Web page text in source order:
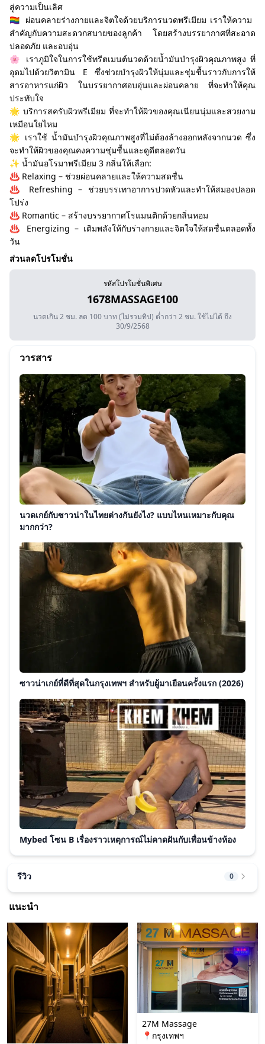
สู่ความเป็นเลิศ
🏳️‍🌈 ผ่อนคลายร่างกายและจิตใจด้วยบริการนวดพรีเมียม เราให้ความ
สำคัญกับความสะดวกสบายของลูกค้า โดยสร้างบรรยากาศที่สะอาด
ปลอดภัย และอบอุ่น
🌸 เราภูมิใจในการใช้ทรีตเมนต์นวดด้วยน้ำมันบำรุงผิวคุณภาพสูง ที่
อุดมไปด้วยวิตามิน E ซึ่งช่วยบำรุงผิวให้นุ่มและชุ่มชื้นราวกับการให้
สารอาหารแก่ผิว ในบรรยากาศอบอุ่นและผ่อนคลาย ที่จะทำให้คุณ
ประทับใจ
🌟 บริการสครับผิวพรีเมียม ที่จะทำให้ผิวของคุณเนียนนุ่มและสวยงาม
เหมือนใยไหม
🌟 เราใช้ น้ำมันบำรุงผิวคุณภาพสูงที่ไม่ต้องล้างออกหลังจากนวด ซึ่ง
จะทำให้ผิวของคุณคงความชุ่มชื้นและดูดีตลอดวัน
✨ น้ำมันอโรมาพรีเมียม 3 กลิ่นให้เลือก:
♨️ Relaxing – ช่วยผ่อนคลายและให้ความสดชื่น
♨️ Refreshing – ช่วยบรรเทาอาการปวดหัวและทำให้สมองปลอด
โปร่ง
♨️ Romantic – สร้างบรรยากาศโรแมนติกด้วยกลิ่นหอม
♨️ Energizing – เติมพลังให้กับร่างกายและจิตใจให้สดชื่นตลอดทั้ง
วัน
ส่วนลดโปรโมชั่น
รหัสโปรโมชั่นพิเศษ
1678MASSAGE100
นวดเกิน 2 ชม. ลด 100 บาท (ไม่รวมทิป) ต่ำกว่า 2 ชม. ใช้ไม่ได้ ถึง
30/9/2568
วารสาร
นวดเกย์กับซาวน่าในไทยต่างกันยังไง? แบบไหนเหมาะกับคุณ
มากกว่า?
ซาวน่าเกย์ที่ดีที่สุดในกรุงเทพฯ สำหรับผู้มาเยือนครั้งแรก (2026)
Mybed โซน B เรื่องราวเหตุการณ์ไม่คาดฝันกับเพื่อนข้างห้อง
รีวิว 0
แนะนำ
27M Massage
📍กรุงเทพฯ